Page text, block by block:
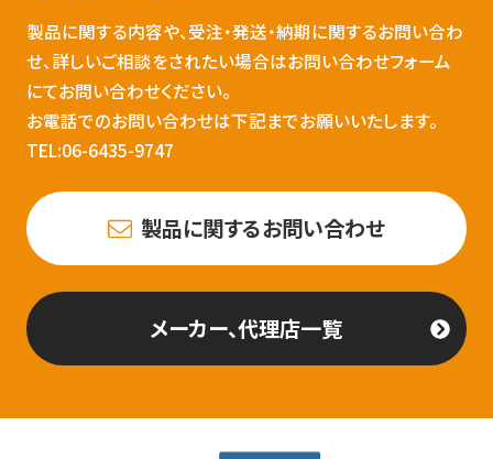
製品に関する内容や、受注・発送・納期に関するお問い合わ
せ、詳しいご相談をされたい場合はお問い合わせフォーム
にてお問い合わせください。
お電話でのお問い合わせは下記までお願いいたします。
TEL:06-6435-9747
製品に関するお問い合わせ
メーカー、代理店一覧